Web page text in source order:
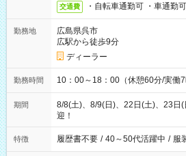
交通費 ・自転車通勤可 ・車通勤
勤務地
広島県呉市
広駅から徒歩9分
ディーラー
勤務時間 10：00～18：00（休憩60分/実働7
期間
8/8(土)、8/9(日)、22日(土)、23日
迎！
特徴 履歴書不要 / 40～50代活躍中 / 服